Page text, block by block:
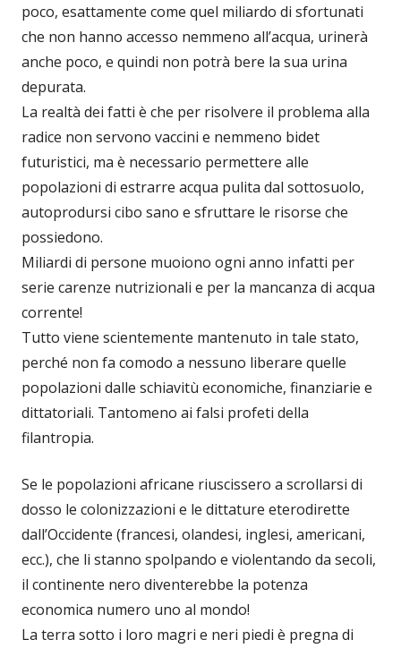
poco, esattamente come quel miliardo di sfortunati
che non hanno accesso nemmeno all’acqua, urinerà
anche poco, e quindi non potrà bere la sua urina
depurata.
La realtà dei fatti è che per risolvere il problema alla
radice non servono vaccini e nemmeno bidet
futuristici, ma è necessario permettere alle
popolazioni di estrarre acqua pulita dal sottosuolo,
autoprodursi cibo sano e sfruttare le risorse che
possiedono.
Miliardi di persone muoiono ogni anno infatti per
serie carenze nutrizionali e per la mancanza di acqua
corrente!
Tutto viene scientemente mantenuto in tale stato,
perché non fa comodo a nessuno liberare quelle
popolazioni dalle schiavitù economiche, finanziarie e
dittatoriali. Tantomeno ai falsi profeti della
filantropia.
Se le popolazioni africane riuscissero a scrollarsi di
dosso le colonizzazioni e le dittature eterodirette
dall’Occidente (francesi, olandesi, inglesi, americani,
ecc.), che li stanno spolpando e violentando da secoli,
il continente nero diventerebbe la potenza
economica numero uno al mondo!
La terra sotto i loro magri e neri piedi è pregna di